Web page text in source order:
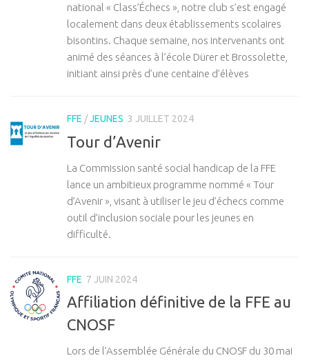
national « Class’Échecs », notre club s’est engagé
localement dans deux établissements scolaires
bisontins. Chaque semaine, nos intervenants ont
animé des séances à l’école Dürer et Brossolette,
initiant ainsi près d’une centaine d’élèves
FFE /JEUNES 3 JUILLET 2024
Tour d’Avenir
La Commission santé social handicap de la FFE
lance un ambitieux programme nommé « Tour
d’Avenir », visant à utiliser le jeu d’échecs comme
outil d’inclusion sociale pour les jeunes en
difficulté.
FFE 7 JUIN 2024
Affiliation définitive de la FFE au
CNOSF
Lors de l’Assemblée Générale du CNOSF du 30 mai